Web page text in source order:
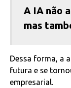
A IA não
mas
Dessa forma, a
futura e se
empresarial.